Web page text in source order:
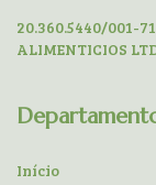
20.360.5440/001-
ALIMENTICIOS
Início